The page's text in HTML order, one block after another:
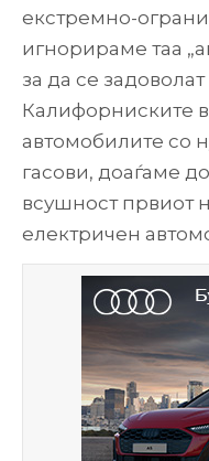
екстремно-
игнорираме таа
за да се
Калифорниските
автомобилите со
гасови, доаѓаме
всушност првиот
електричен